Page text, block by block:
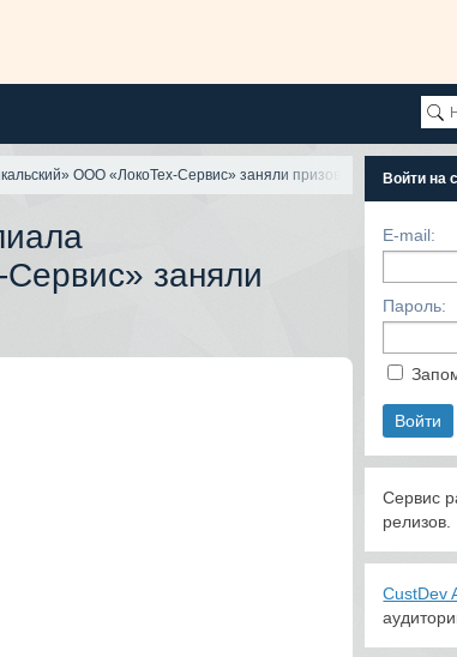
ООО «ЛокоТех-Сервис» заняли призовые места в
заняли
Войти на
E-mail:
Пароль:
Сервис
релизов.
CustDev